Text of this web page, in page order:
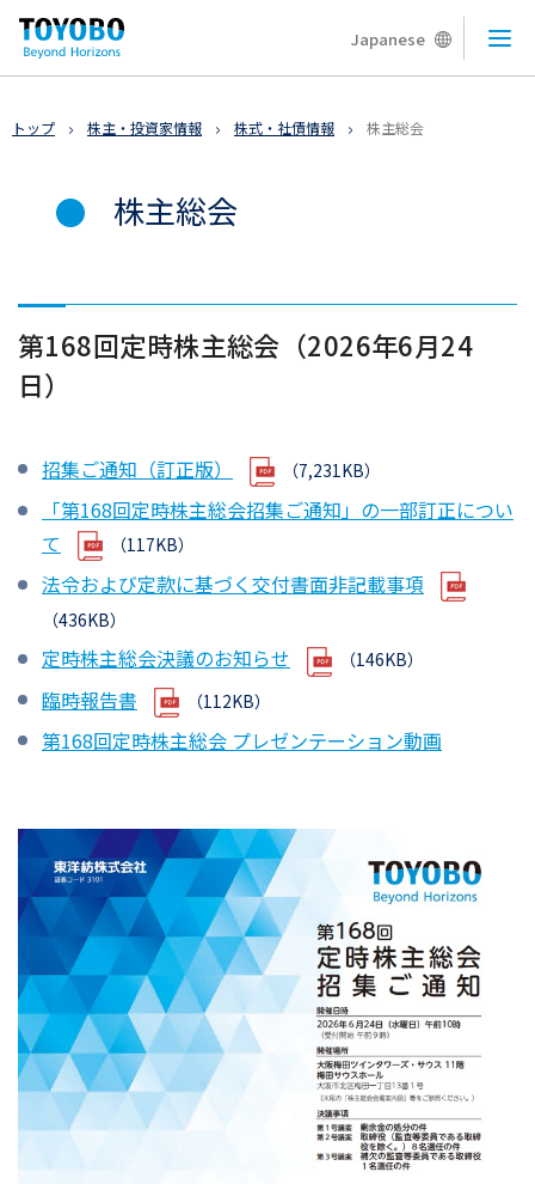
Japanese メ
トップ 株主・投資家情報 株式・社債情報 株主総会
株主総会
第168回定時株主総会（2026年6月24
日）
招集ご通知（訂正版） （7,231KB）
「第168回定時株主総会招集ご通知」の一部訂正につい
て
（117KB）
法令および定款に基づく交付書面非記載事項
（436KB）
定時株主総会決議のお知らせ （146KB）
臨時報告書 （112KB）
第168回定時株主総会 プレゼンテーション動画